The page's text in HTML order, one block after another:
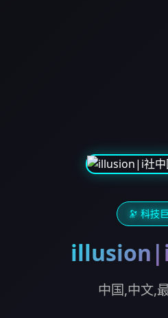
🔭 科技
illusion|i
中国,中文,